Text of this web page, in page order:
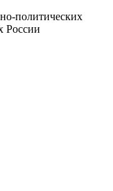
политических
России